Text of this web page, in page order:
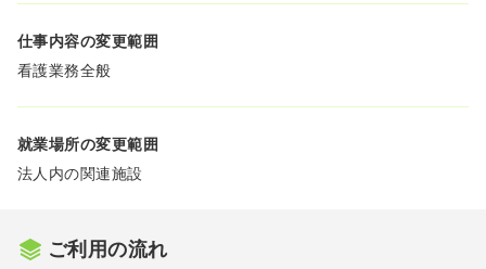
仕事内容の変更範囲
看護業務全般
就業場所の変更範囲
法人内の関連施設
ご利用の流れ